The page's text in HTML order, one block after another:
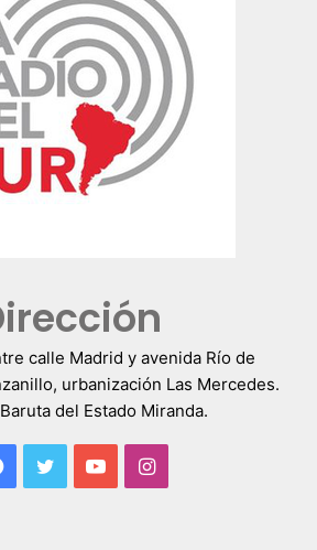
calle Madrid y avenida Río de
urbanización Las Mercedes.
del Estado Miranda.
Facebook
TwitterYouTubeInstagram